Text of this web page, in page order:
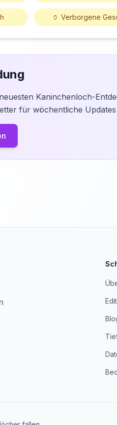
🏺 Verborgene
Kaninchenloch-
für wöchentliche